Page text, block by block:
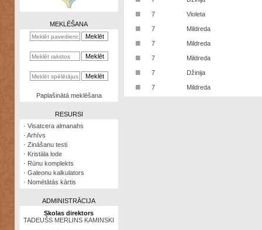
kalkulators
Nomētātās
MEKLĒŠANA
Paplašinātā meklēšana
RESURSI
· Visatcera almanahs
· Arhīvs
· Zināšanu testi
· Kristāla lode
· Rūnu komplekts
· Galeonu kalkulators
· Nomētātās kārtis
ADMINISTRĀCIJA
Skolas direktors
TADEUŠS MERLINS KAMINSKI
■ 7 Violeta
■ 7 Mildreda
■ 7 Mildreda
■ 7 Mildreda
■ 7 Džinija
■ 7 Mildreda